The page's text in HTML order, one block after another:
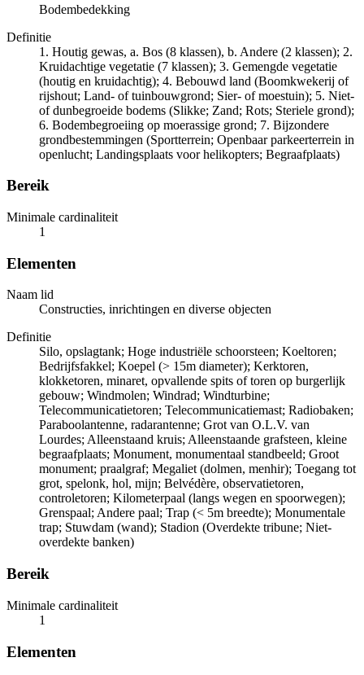
Bodembedekking
Definitie
1. Houtig gewas, a. Bos (8 klassen), b. Andere (2 klassen); 2.
Kruidachtige vegetatie (7 klassen); 3. Gemengde vegetatie
(houtig en kruidachtig); 4. Bebouwd land (Boomkwekerij of
rijshout; Land- of tuinbouwgrond; Sier- of moestuin); 5. Niet-
of dunbegroeide bodems (Slikke; Zand; Rots; Steriele grond);
6. Bodembegroeiing op moerassige grond; 7. Bijzondere
grondbestemmingen (Sportterrein; Openbaar parkeerterrein in
openlucht; Landingsplaats voor helikopters; Begraafplaats)
Bereik
Minimale cardinaliteit
1
Elementen
Naam lid
Constructies, inrichtingen en diverse objecten
Definitie
Silo, opslagtank; Hoge industriële schoorsteen; Koeltoren;
Bedrijfsfakkel; Koepel (> 15m diameter); Kerktoren,
klokketoren, minaret, opvallende spits of toren op burgerlijk
gebouw; Windmolen; Windrad; Windturbine;
Telecommunicatietoren; Telecommunicatiemast; Radiobaken;
Paraboolantenne, radarantenne; Grot van O.L.V. van
Lourdes; Alleenstaand kruis; Alleenstaande grafsteen, kleine
begraafplaats; Monument, monumentaal standbeeld; Groot
monument; praalgraf; Megaliet (dolmen, menhir); Toegang tot
grot, spelonk, hol, mijn; Belvédère, observatietoren,
controletoren; Kilometerpaal (langs wegen en spoorwegen);
Grenspaal; Andere paal; Trap (< 5m breedte); Monumentale
trap; Stuwdam (wand); Stadion (Overdekte tribune; Niet-
overdekte banken)
Bereik
Minimale cardinaliteit
1
Elementen